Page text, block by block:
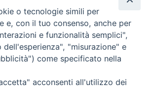
o tecnologie simili per
e, con il tuo consenso, anche per
e funzionalità semplici",
dell'esperienza", "misurazione" e
come specificato nella
acconsenti all'utilizzo dei